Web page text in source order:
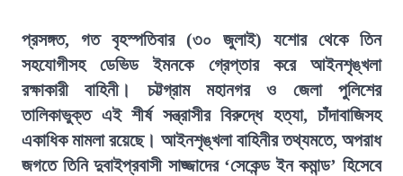
প্রসঙ্গত, গত বৃহস্পতিবার (৩০ জুলাই) যশোর থেকে তিন
সহযোগীসহ ডেভিড ইমনকে গ্রেপ্তার করে আইনশৃঙ্খলা
রক্ষাকারী বাহিনী। চট্টগ্রাম মহানগর ও জেলা পুলিশের
তালিকাভুক্ত এই শীর্ষ সন্ত্রাসীর বিরুদ্ধে হত্যা, চাঁদাবাজিসহ
একাধিক মামলা রয়েছে। আইনশৃঙ্খলা বাহিনীর তথ্যমতে, অপরাধ
জগতে তিনি দুবাইপ্রবাসী সাজ্জাদের ‘সেকেন্ড ইন কমান্ড’ হিসেবে